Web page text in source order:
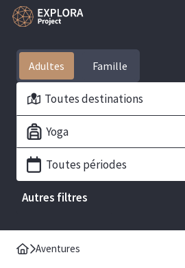
Adultes
Toutes destinations
Yoga
Toutes périodes
Autres filtres
Aventures